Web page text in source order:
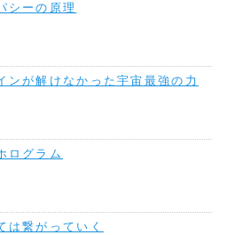
シーの原理
ンが解けなかった宇宙最強の力
ログラム
は繋がっていく